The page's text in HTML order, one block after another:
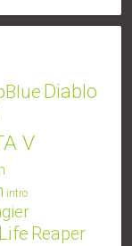
Diablo
V
intro
Reaper